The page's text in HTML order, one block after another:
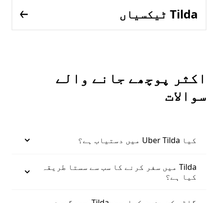
Tilda ٹیکسیاں
اکثر پوچھے جانے والے
سوالات
کیا Uber Tilda میں دستیاب ہے؟
Tilda میں سفر کرنے کا سب سے سستا طریقہ
کیا ہے؟